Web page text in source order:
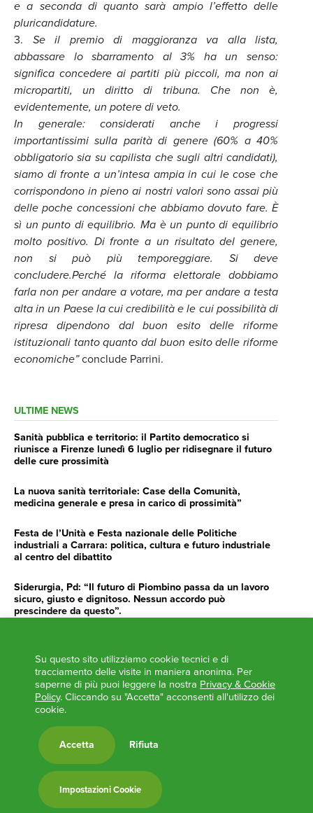
e a seconda di quanto sarà ampio l’effetto delle
pluricandidature.
3. Se il premio di maggioranza va alla lista,
abbassare lo sbarramento al 3% ha un senso:
significa concedere ai partiti più piccoli, ma non ai
micropartiti, un diritto di tribuna. Che non è,
evidentemente, un potere di veto.
In generale: considerati anche i progressi
importantissimi sulla parità di genere (60% a 40%
obbligatorio sia su capilista che sugli altri candidati),
siamo di fronte a un’intesa ampia in cui le cose che
corrispondono in pieno ai nostri valori sono assai più
delle poche concessioni che abbiamo dovuto fare. È
sì un punto di equilibrio. Ma è un punto di equilibrio
molto positivo. Di fronte a un risultato del genere,
non si può più temporeggiare. Si deve
concludere.Perché la riforma elettorale dobbiamo
farla non per andare a votare, ma per andare a testa
alta in un Paese la cui credibilità e le cui possibilità di
ripresa dipendono dal buon esito delle riforme
istituzionali tanto quanto dal buon esito delle riforme
economiche”conclude Parrini.
ULTIME NEWS
Sanità pubblica e territorio: il Partito democratico si
riunisce a Firenze lunedì 6 luglio per ridisegnare il futuro
delle cure prossimità
La nuova sanità territoriale: Case della Comunità,
medicina generale e presa in carico di prossimità”
Festa de l’Unità e Festa nazionale delle Politiche
industriali a Carrara: politica, cultura e futuro industriale
al centro del dibattito
Siderurgia, Pd: “Il futuro di Piombino passa da un lavoro
sicuro, giusto e dignitoso. Nessun accordo può
prescindere da questo”.
impegno e determinazione delle istituzioni”
AGENDA
‘ANCORA UNA VOLTA LA TOSCANA TRACCIA LA
L’ITALIA BOCCIATA DALL’UE
Feste Unità in Toscana 2024
Zone Logistiche Semplificate – Un’occasione da cogliere
Europa in Circolo. Venerdì primo incontro del Pd a
Viareggio
Su questo sito utilizziamo cookie tecnici e di
tracciamento delle visite in maniera anonima. Per
saperne di più puoi leggere la nostra Privacy & Cookie
Policy. Cliccando su "Accetta" acconsenti all'utilizzo dei
cookie.
Accetta Rifiuta
Impostazioni Cookie